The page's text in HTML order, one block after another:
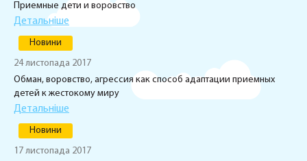
Приемные дети и воровство
Детальніше
Новини
24 листопада 2017
Обман, воровство, агрессия как способ адаптации приемных
детей к жестокому миру
Детальніше
Новини
17 листопада 2017